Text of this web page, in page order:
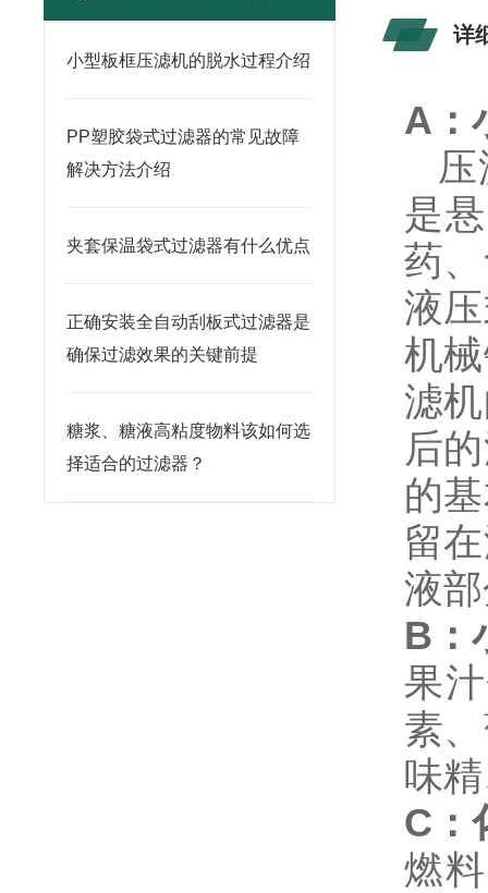
小型板框压滤机的脱水过程介绍
PP塑胶袋式过滤器的常见故障
解决方法介绍
夹套保温袋式过滤器有什么优点
正确安装全自动刮板式过滤器是
确保过滤效果的关键前提
糖浆、糖液高粘度物料该如何选
择适合的过滤器？
详
A：
压
是
药
液
机
滤
后
的
留
液
B：
果
素
味
C：
燃